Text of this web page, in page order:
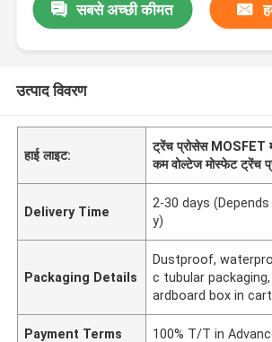
सबसे अच्छी कीमत
उत्पाद विवरण
हाई लाइट:
ट्रेंच प्रोसेस MOSFET
कम वोल्टेज मोस्फेट ट्रेंच
Delivery Time
2-30 days
y)
Packaging Details
Dustproof,
c tubular
ardboard box in
Payment Terms 100% T/T in